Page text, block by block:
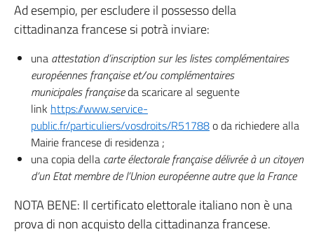
Ad esempio, per escludere il possesso della
cittadinanza francese si potrà inviare:
una attestation d’inscription sur les listes complémentaires
européennes française et/ou complémentaires
municipales françaiseda scaricare al seguente
link https://www.service-
public.fr/particuliers/vosdroits/R51788o da richiedere alla
Mairie francese di residenza ;
una copia della carte électorale française délivrée à un citoyen
d’un Etat membre de l’Union européenne autre que la France
NOTA BENE: Il certificato elettorale italiano non è una
prova di non acquisto della cittadinanza francese.